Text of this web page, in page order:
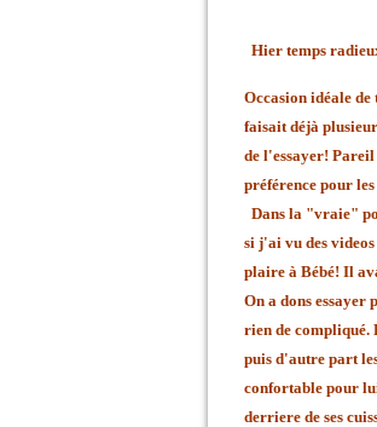
Hier temps
Occasion idéale
faisait déjà
de l'essayer!
préférence pour
Dans la "vraie"
si j'ai vu des
plaire à Bébé! Il
On a dons essayer
rien de compliqué.
puis d'autre part
confortable pour
derriere de ses